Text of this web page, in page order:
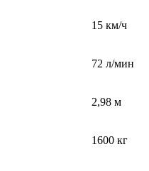
15 км/ч
72 л/мин
2,98 м
1600 кг